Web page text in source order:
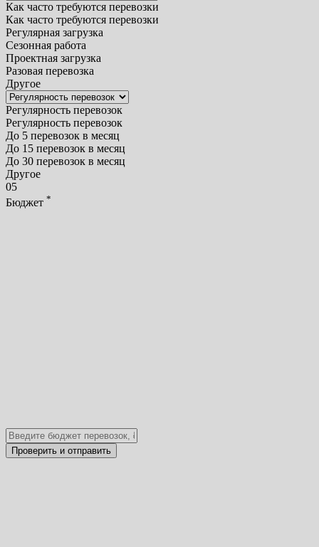
Как часто требуются перевозки
Как часто требуются перевозки
Регулярная загрузка
Сезонная работа
Проектная загрузка
Разовая перевозка
Другое
Регулярность перевозок
Регулярность перевозок
До 5 перевозок в месяц
До 15 перевозок в месяц
До 30 перевозок в месяц
Другое
05
Бюджет *